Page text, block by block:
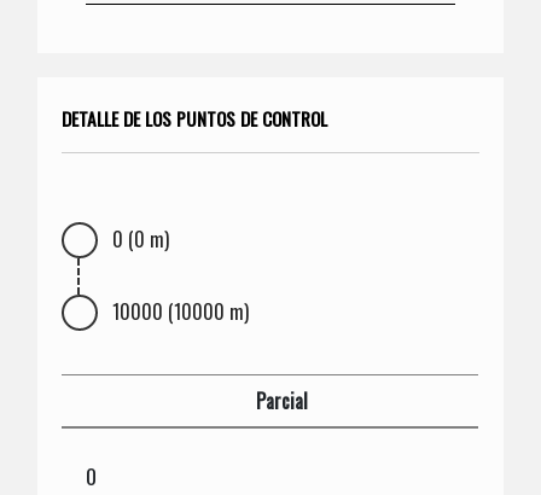
DETALLE DE LOS PUNTOS DE CONTROL
0 (0 m)
10000 (10000 m)
Parcial
0